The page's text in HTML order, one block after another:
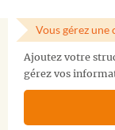
Vous gérez une
Ajoutez votre
gérez vos